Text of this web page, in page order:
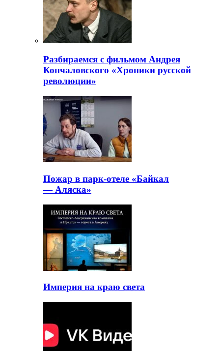
Разбираемся с фильмом Андрея
Кончаловского «Хроники русской
революции»
Пожар в парк-отеле «Байкал
— Аляска»
Империя на краю света